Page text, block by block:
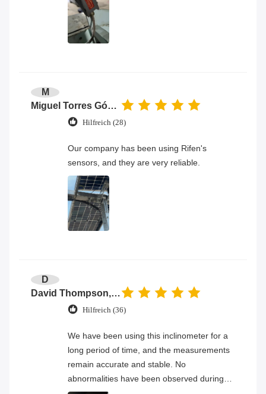
M
Miguel Torres Gómez
Hilfreich (28)
Our company has been using Rifen's
sensors, and they are very reliable.
D
David Thompson, Senior Engineer
Hilfreich (36)
We have been using this inclinometer for a
long period of time, and the measurements
remain accurate and stable. No
abnormalities have been observed during